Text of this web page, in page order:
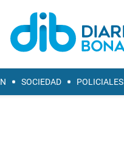
SOCIEDAD POLICIALES